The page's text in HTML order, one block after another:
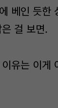
베인 듯한
걸 보면.
유는 이게